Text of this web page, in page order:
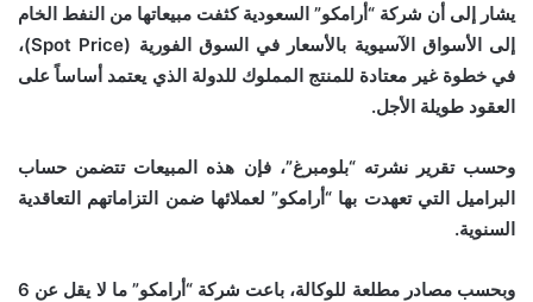
يشار إلى أن شركة “أرامكو” السعودية كثفت مبيعاتها من النفط الخام
إلى الأسواق الآسيوية بالأسعار في السوق الفورية (Spot Price)،
في خطوة غير معتادة للمنتج المملوك للدولة الذي يعتمد أساساً على
العقود طويلة الأجل.
وحسب تقرير نشرته “بلومبرغ”، فإن هذه المبيعات تتضمن حساب
البراميل التي تعهدت بها “أرامكو” لعملائها ضمن التزاماتهم التعاقدية
السنوية.
وبحسب مصادر مطلعة للوكالة، باعت شركة “أرامكو” ما لا يقل عن 6